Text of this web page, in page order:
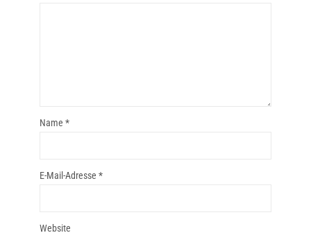
Name *
E-Mail-Adresse *
Website